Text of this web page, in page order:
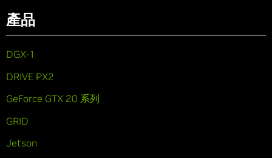
產品
DGX-1
DRIVE PX2
GeForce GTX 20 系列
GRID
Jetson